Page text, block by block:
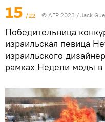
15 /22 © AFP 2023 / Jack
Победительница
израильская певица
израильского
рамках Недели моды в